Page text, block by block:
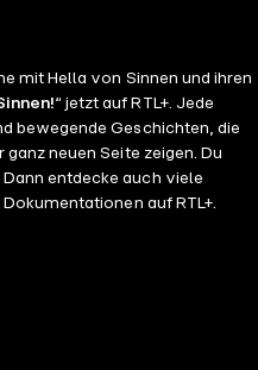
mit Hella von Sinnen und ihren
“ jetzt auf RTL+. Jede
bewegende Geschichten, die
neuen Seite zeigen. Du
entdecke auch viele
auf RTL+.